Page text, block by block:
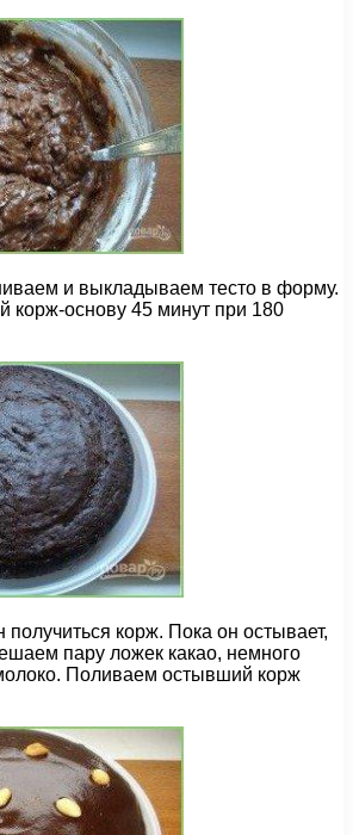
и выкладываем тесто в форму.
корж-основу 45 минут при 180
получиться корж. Пока он остывает,
пару ложек какао, немного
Поливаем остывший корж